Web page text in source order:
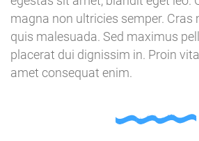
magna non ultricies semper. Cras
quis malesuada. Sed maximus
placerat dui dignissim in. Proin
amet consequat enim.